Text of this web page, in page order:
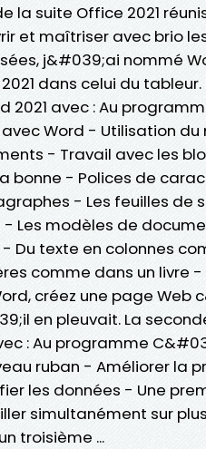
la suite Office 2021
et maîtriser avec brio
j&#039;ai nommé
dans celui du
2021 avec : Au
Word - Utilisation du
- Travail avec les
bonne - Polices de
- Les feuilles de
Les modèles de
Du texte en colonnes
comme dans un livre
créez une page Web
en pleuvait. La
: Au programme
ruban - Améliorer la
les données - Une
simultanément sur
troisième ...